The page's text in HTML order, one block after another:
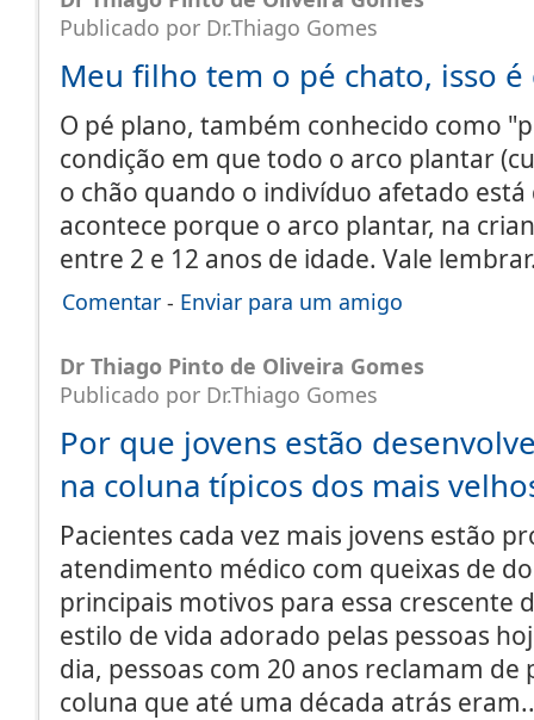
Publicado por Dr.Thiago Gomes
Meu filho tem o pé chato, isso é
O pé plano, também conhecido como
condição em que todo o arco plantar
o chão quando o indivíduo afetado está
acontece porque o arco plantar, na
entre 2 e 12 anos de idade. Vale
Comentar - Enviar para um amigo
Dr Thiago Pinto de Oliveira Gomes
Publicado por Dr.Thiago Gomes
Por que jovens estão
na coluna típicos dos mais
Pacientes cada vez mais jovens estão
atendimento médico com queixas de
principais motivos para essa crescente
estilo de vida adorado pelas pessoas
dia, pessoas com 20 anos reclamam de
coluna que até uma década atrás